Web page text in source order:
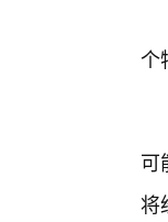
个
可
将